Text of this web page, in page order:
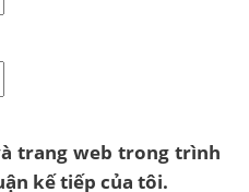
trang web trong trình
kế tiếp của tôi.